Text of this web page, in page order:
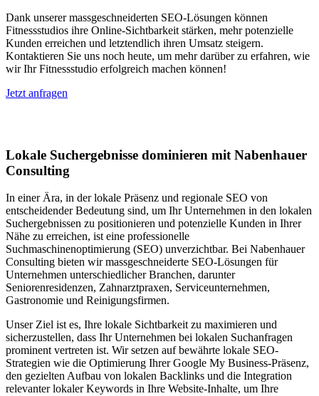
Dank unserer massgeschneiderten SEO-Lösungen können
Fitnessstudios ihre Online-Sichtbarkeit stärken, mehr potenzielle
Kunden erreichen und letztendlich ihren Umsatz steigern.
Kontaktieren Sie uns noch heute, um mehr darüber zu erfahren, wie
wir Ihr Fitnessstudio erfolgreich machen können!
Jetzt anfragen
Lokale Suchergebnisse dominieren mit Nabenhauer
Consulting
In einer Ära, in der lokale Präsenz und regionale SEO von
entscheidender Bedeutung sind, um Ihr Unternehmen in den lokalen
Suchergebnissen zu positionieren und potenzielle Kunden in Ihrer
Nähe zu erreichen, ist eine professionelle
Suchmaschinenoptimierung (SEO) unverzichtbar. Bei Nabenhauer
Consulting bieten wir massgeschneiderte SEO-Lösungen für
Unternehmen unterschiedlicher Branchen, darunter
Seniorenresidenzen, Zahnarztpraxen, Serviceunternehmen,
Gastronomie und Reinigungsfirmen.
Unser Ziel ist es, Ihre lokale Sichtbarkeit zu maximieren und
sicherzustellen, dass Ihr Unternehmen bei lokalen Suchanfragen
prominent vertreten ist. Wir setzen auf bewährte lokale SEO-
Strategien wie die Optimierung Ihrer Google My Business-Präsenz,
den gezielten Aufbau von lokalen Backlinks und die Integration
relevanter lokaler Keywords in Ihre Website-Inhalte, um Ihre